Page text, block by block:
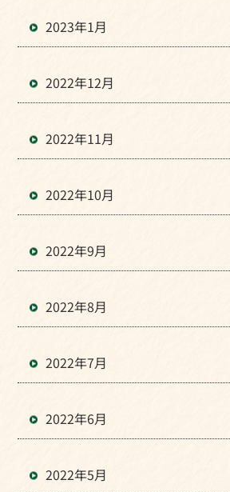
2023年1月
2022年12月
2022年11月
2022年10月
2022年9月
2022年8月
2022年7月
2022年6月
2022年5月